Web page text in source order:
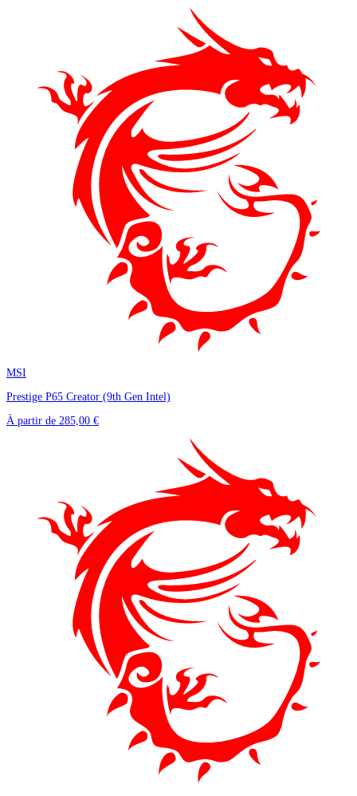
MSI
Prestige P65 Creator (9th Gen Intel)
À partir de 285,00 €